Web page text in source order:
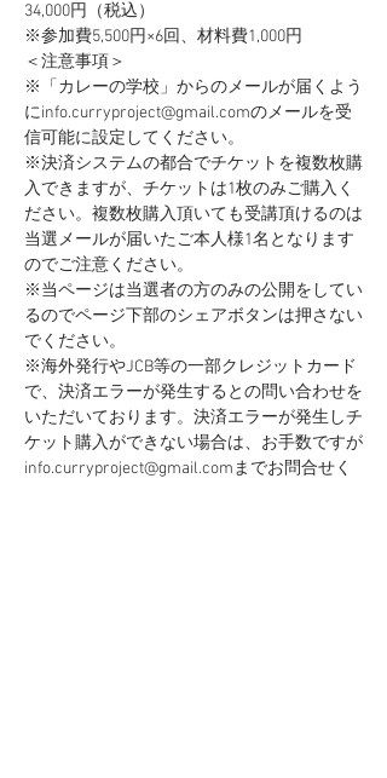
34,000円（税込）
※参加費5,500円×6回、材料費1,000円
＜注意事項＞
​※「カレーの学校」からのメールが届くよう
にinfo.curryproject@gmail.comのメールを受
信可能に設定してください。
※決済システムの都合でチケットを複数枚購
入できますが、チケットは1枚のみご購入く
ださい。複数枚購入頂いても受講頂けるのは
当選メールが届いたご本人様1名となります
のでご注意ください。
※当ページは当選者の方のみの公開をしてい
るのでページ下部のシェアボタンは押さない
でください。
※海外発行やJCB等の一部クレジットカード
で、決済エラーが発生するとの問い合わせを
いただいております。決済エラーが発生しチ
ケット購入ができない場合は、お手数ですが
info.curryproject@gmail.comまでお問合せく